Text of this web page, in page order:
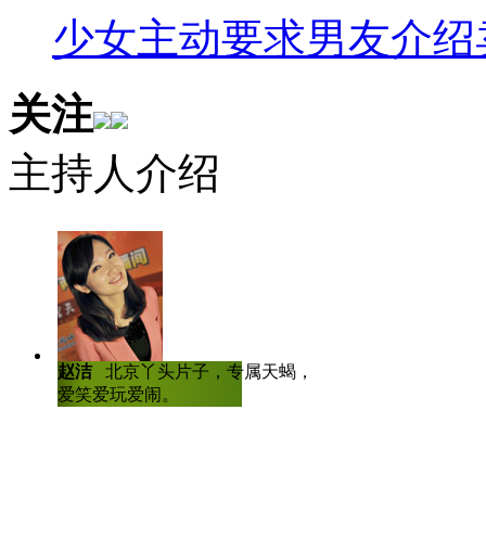
视频短片：去年，小李在网
小李在网络上改头换面，以女
方的姓名住址等信息。然后打
元，骗子甚至多给了500元以示
查，结果显示，高考后考生最
A 旅游
B 撕书
少女主动要求男友介
关注
主持人介绍
赵洁
北京丫头片子，专属天蝎，爱哭
爱笑爱玩爱闹。